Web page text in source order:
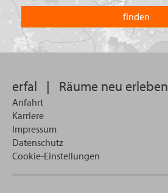
in
welchem
Land
Sie
suchen
erfal | Räume neu erleben
Anfahrt
Karriere
Impressum
Datenschutz
Cookie-Einstellungen